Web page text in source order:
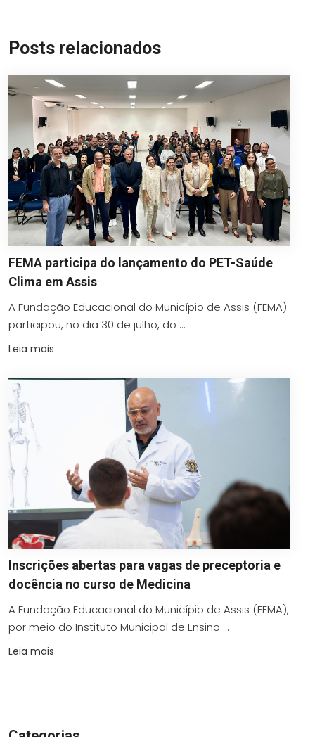
Posts relacionados
FEMA participa do lançamento do PET-Saúde
Clima em Assis
A Fundação Educacional do Município de Assis (FEMA)
participou, no dia 30 de julho, do ...
Leia mais
Inscrições abertas para vagas de preceptoria e
docência no curso de Medicina
A Fundação Educacional do Município de Assis (FEMA),
por meio do Instituto Municipal de Ensino ...
Leia mais